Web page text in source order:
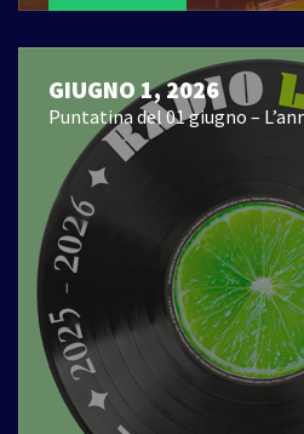
GIUGNO 1, 2026
Puntatina del 01 giugno –